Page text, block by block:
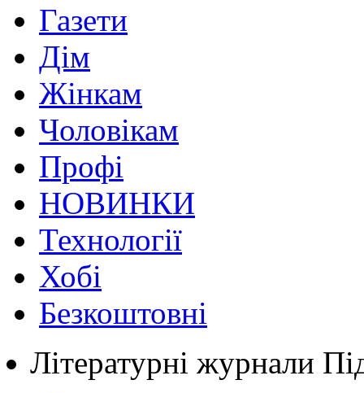
Газети
Дім
Жінкам
Чоловікам
Профі
НОВИНКИ
Технології
Хобі
Безкоштовні
Літературні журнали